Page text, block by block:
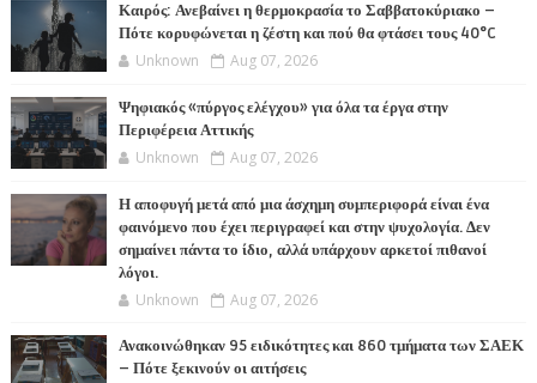
Καιρός: Ανεβαίνει η θερμοκρασία το Σαββατοκύριακο –
Πότε κορυφώνεται η ζέστη και πού θα φτάσει τους 40°C
Unknown Aug 07, 2026
Ψηφιακός «πύργος ελέγχου» για όλα τα έργα στην
Περιφέρεια Αττικής
Unknown Aug 07, 2026
Η αποφυγή μετά από μια άσχημη συμπεριφορά είναι ένα
φαινόμενο που έχει περιγραφεί και στην ψυχολογία. Δεν
σημαίνει πάντα το ίδιο, αλλά υπάρχουν αρκετοί πιθανοί
λόγοι.
Unknown Aug 07, 2026
Ανακοινώθηκαν 95 ειδικότητες και 860 τμήματα των ΣΑΕΚ
– Πότε ξεκινούν οι αιτήσεις